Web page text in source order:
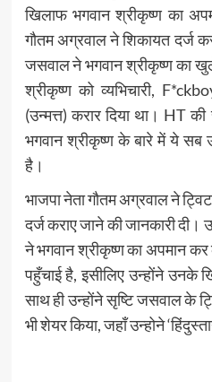
खिलाफ भगवान श्रीकृष्ण का
गौतम अग्रवाल ने शिकायत दर्ज
जसवाल ने भगवान श्रीकृष्ण का
श्रीकृष्ण को व्यभिचारी,
(उन्मत्त) करार दिया था। HT
भगवान श्रीकृष्ण के बारे में ये सब
है।
भाजपा नेता गौतम अग्रवाल ने
दर्ज कराए जाने की जानकारी दी।
ने भगवान श्रीकृष्ण का अपमान
पहुँचाई है, इसीलिए उन्होंने उनके
साथ ही उन्होंने सृष्टि जसवाल के
भी शेयर किया, जहाँ उन्होने